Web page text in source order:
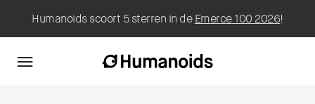
Humanoids scoort 5 sterren in deEmerce 100 2026!